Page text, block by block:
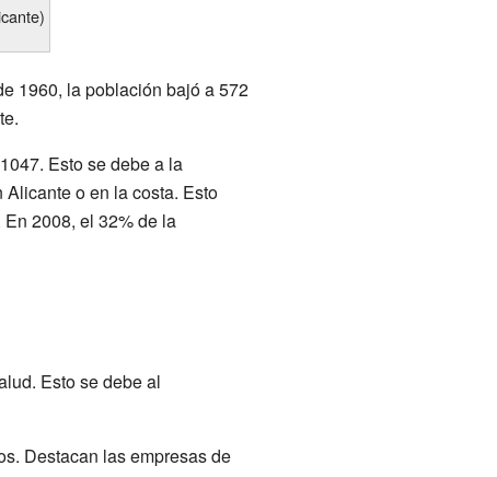
1960, la población bajó a 572
Esto se debe a la
o en la costa. Esto
2008, el 32% de la
Esto se debe al
Destacan las empresas de